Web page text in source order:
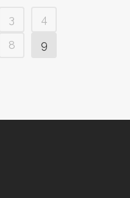
3
4
8 9